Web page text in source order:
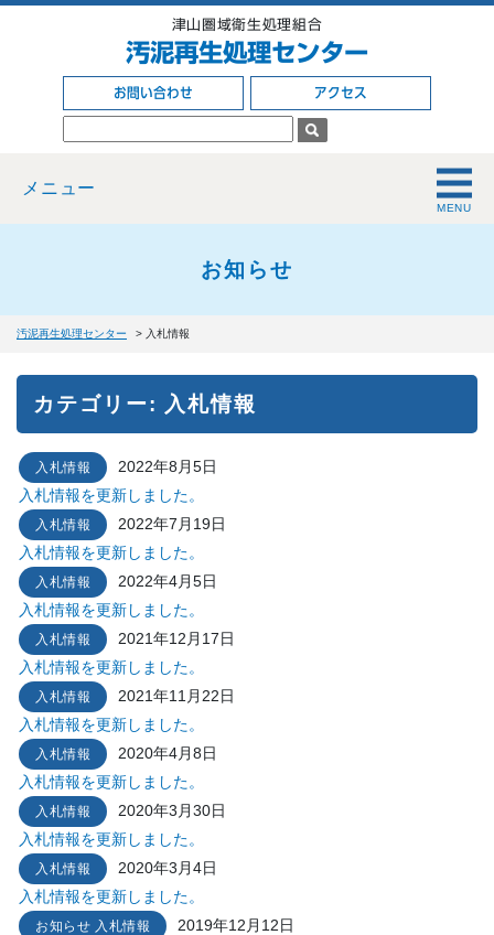
津山圏域衛生処理組合
汚泥再生処理センター
お問い合わせ アクセス
メニュー
お知らせ
汚泥再生処理センター > 入札情報
カテゴリー: 入札情報
入札情報
2022年8月5日
入札情報を更新しました。
入札情報
2022年7月19日
入札情報を更新しました。
入札情報
2022年4月5日
入札情報を更新しました。
入札情報
2021年12月17日
入札情報を更新しました。
入札情報
2021年11月22日
入札情報を更新しました。
入札情報
2020年4月8日
入札情報を更新しました。
入札情報
2020年3月30日
入札情報を更新しました。
入札情報
2020年3月4日
入札情報を更新しました。
お知らせ 入札情報
2019年12月12日